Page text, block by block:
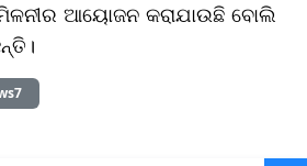
ଆୟୋଜନ କରାଯାଉଛି ବୋଲି